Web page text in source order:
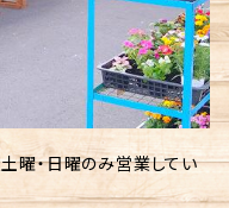
曜・日曜のみ営業してい